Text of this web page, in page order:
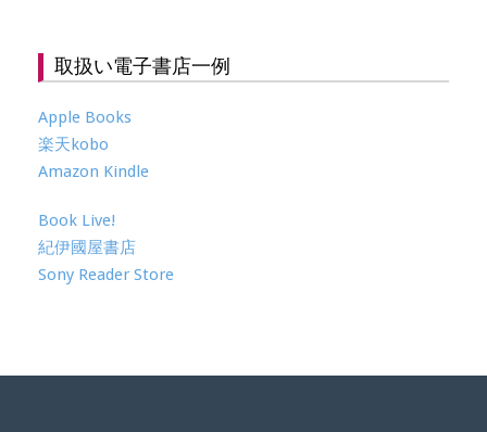
取扱い電子書店一例
Apple Books
楽天kobo
Amazon Kindle
Book Live!
紀伊國屋書店
Sony Reader Store